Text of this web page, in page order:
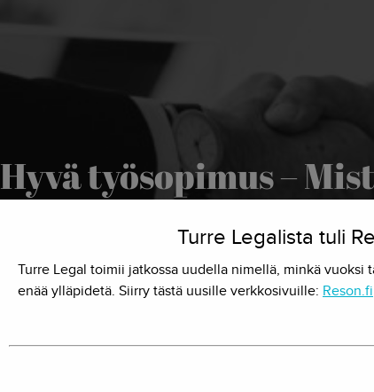
Hyvä työsopimus –
Turre Legalista tuli
Turre Legal toimii jatkossa uudella nimellä, minkä vuoksi
enää ylläpidetä. Siirry tästä uusille verkkosivuille: Reson.fi